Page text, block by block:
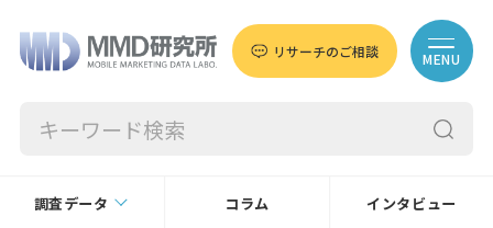
リサーチのご相談 MENU
調査データ コラム インタビュー